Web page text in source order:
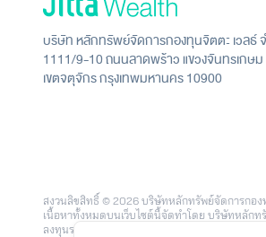
บริษัท หลักทรัพย์จัดการกองทุนจิตตะ เวลธ์
1111/9-10 ถนนลาดพร้าว แขวงจันทรเกษม
เขตจตุจักร กรุงเทพมหานคร 10900
สงวนลิขสิทธิ์ © 2026 บริษัทหลักทรัพย์จัดการกอง
เนื้อหาทั้งหมดบนเว็บไซต์นี้จัดทำโดย บริษัทหลัก
ลงทุนรายย่อย โดยใช้เทคโนโลยีและข้อมูลวิเคร